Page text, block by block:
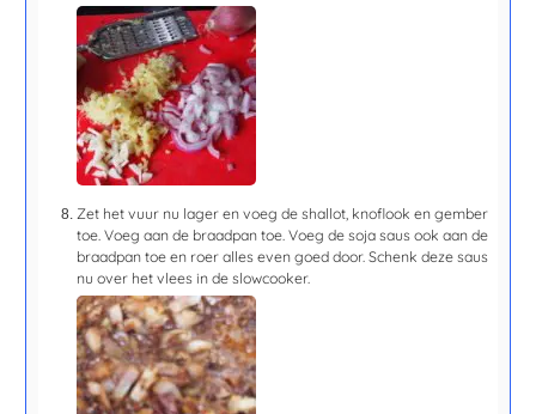
Zet het vuur nu lager en voeg de shallot, knoflook en gember
toe. Voeg aan de braadpan toe. Voeg de soja saus ook aan de
braadpan toe en roer alles even goed door. Schenk deze saus
nu over het vlees in de slowcooker.